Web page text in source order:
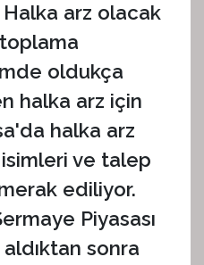
arz olacak
oldukça
halka arz için
halka arz
ve talep
ediliyor.
Piyasası
sonra